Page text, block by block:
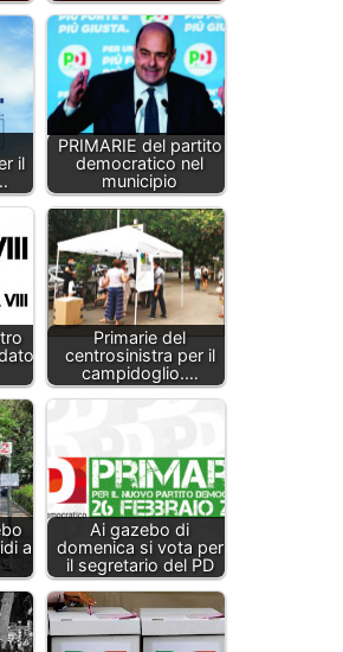
il
PRIMARIE del partito
democratico nel
municipio
Primarie del
centrosinistra per il
campidoglio.…
a
Ai gazebo di
domenica si vota per
il segretario del PD